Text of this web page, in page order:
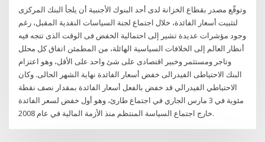
وتوقّع مصدر بقطاع الخزانة لدى أحد البنوك الأجنبية أن يلجأ البنك المركزى
لتثبيت أسعار الفائدة، خلال اجتماع لجنة السياسات النقدية المقبل، رغم
وجود مؤشرات عديدة تشير إلى احتمالية الخفض فى الوقت الذى تتجه فيه
أنظار العالم إلى الخلافات السياسية الهائلة، من المطمئن اتفاق كل محلل
وتاجر ومستثمر وخبير اقتصادى على شئ واحد على الأقل، وهو اعتزام
البنك الاحتياطى الفيدرالى خفض أسعار الفائدة نهاية الشهر الحالى. وكان
الاحتياطي الفيدرالي قد خفض بالفعل أسعار الفائدة بمقدار نصف نقطة
مئوية في 3 مارس الجاري في اجتماع طارئ، وهو أول خفض لسعر الفائدة
خارج اجتماع السياسة المنتظم منذ الأزمة المالية في عام 2008.